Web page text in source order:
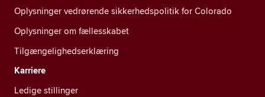
Oplysninger vedrørende sikkerhedspolitik for Colorado
Oplysninger om fællesskabet
Tilgængelighedserklæring
Karriere
Ledige stillinger